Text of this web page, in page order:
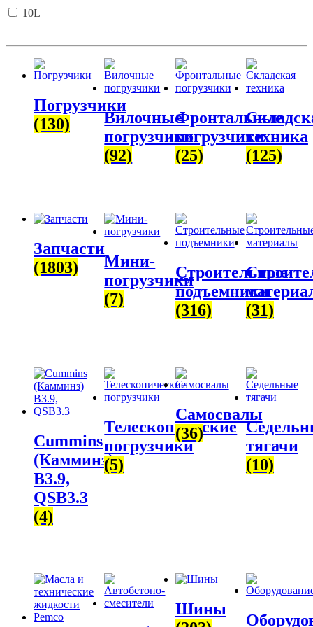
10L
Погрузчики
(130)
Вилочные
погрузчики
(92)
Фронтальные
погрузчики
(25)
техника
(125)
Запчасти
(1803)
Мини-
погрузчики
(7)
Строительные
подъемники
(316)
(31)
Cummins
(Камминз)
B3.9,
QSB3.3
(4)
Телескопические
погрузчики
(5)
Самосвалы
(36)
тягачи
(10)
Шины